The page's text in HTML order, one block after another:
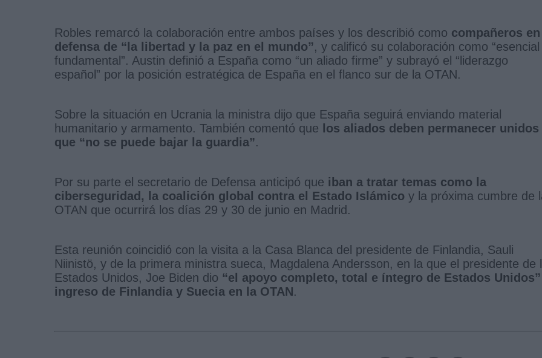
Robles remarcó la colaboración entre ambos países y los describió como compañeros
defensa de “la libertad y la paz en el mundo”, y calificó su colaboración como
fundamental”. Austin definió a España como “un aliado firme” y subrayó el “liderazgo
español” por la posición estratégica de España en el flanco sur de la OTAN.
Sobre la situación en Ucrania la ministra dijo que España seguirá enviando material
humanitario y armamento. También comentó que los aliados deben permanecer unidos
que “no se puede bajar la guardia”.
Por su parte el secretario de Defensa anticipó que iban a tratar temas como la
ciberseguridad, la coalición global contra el Estado Islámico y la próxima cumbre de
OTAN que ocurrirá los días 29 y 30 de junio en Madrid.
Esta reunión coincidió con la visita a la Casa Blanca del presidente de Finlandia, Sauli
Niinistö, y de la primera ministra sueca, Magdalena Andersson, en la que el presidente de
Estados Unidos, Joe Biden dio “el apoyo completo, total e íntegro de Estados
ingreso de Finlandia y Suecia en la OTAN.